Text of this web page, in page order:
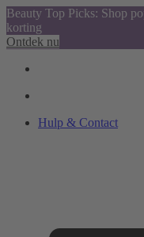
Beauty Top Picks: Shop
korting
Ontdek nu
Hulp & Contact